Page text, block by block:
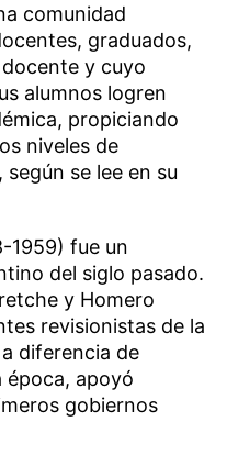
comunidad
graduados,
y cuyo
alumnos logren
propiciando
niveles de
se lee en su
1959) fue un
del siglo pasado.
y Homero
revisionistas de la
diferencia de
época, apoyó
gobiernos